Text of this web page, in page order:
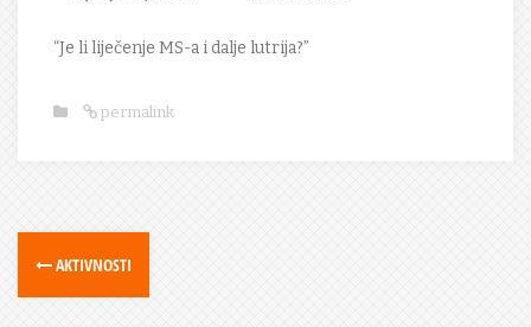
“Je li liječenje MS-a i dalje lutrija?”
permalink
AKTIVNOSTI